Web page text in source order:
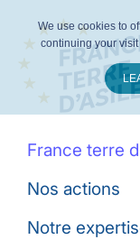
France terre
Nos actions
Notre
We use cookies to
continuing your